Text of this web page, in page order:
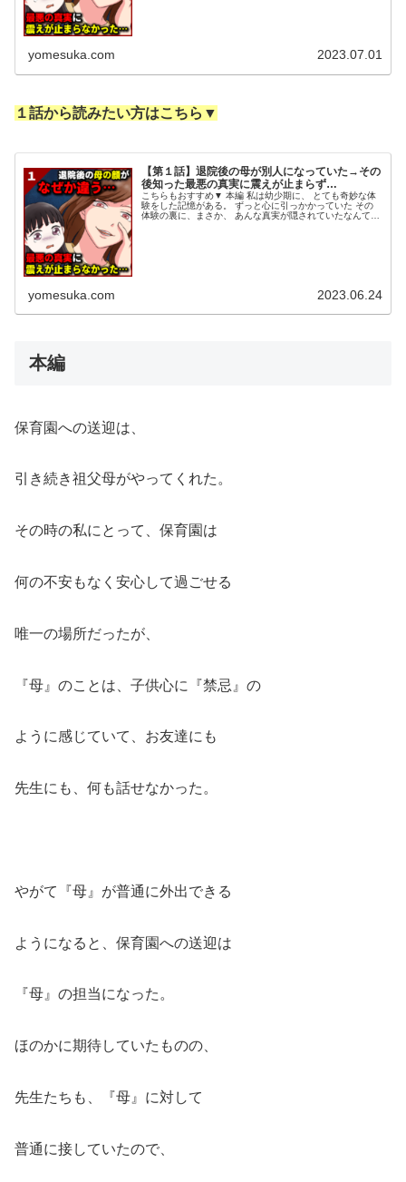
yomesuka.com 2023.07.01
１話から読みたい方はこちら▼
【第１話】退院後の母が別人になっていた→その
後知った最悪の真実に震えが止まらず…
こちらもおすすめ▼ 本編 私は幼少期に、 とても奇妙な体
験をした記憶がある。 ずっと心に引っかかっていた その
体験の裏に、まさか、 あんな真実が隠されていたなんて…
yomesuka.com 2023.06.24
本編
保育園への送迎は、
引き続き祖父母がやってくれた。
その時の私にとって、保育園は
何の不安もなく安心して過ごせる
唯一の場所だったが、
『母』のことは、子供心に『禁忌』の
ように感じていて、お友達にも
先生にも、何も話せなかった。
やがて『母』が普通に外出できる
ようになると、保育園への送迎は
『母』の担当になった。
ほのかに期待していたものの、
先生たちも、『母』に対して
普通に接していたので、